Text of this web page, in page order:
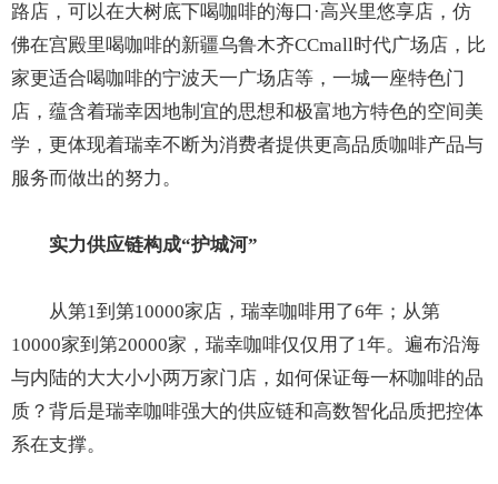
路店，可以在大树底下喝咖啡的海口·高兴里悠享店，仿
佛在宫殿里喝咖啡的新疆乌鲁木齐CCmall时代广场店，比
家更适合喝咖啡的宁波天一广场店等，一城一座特色门
店，蕴含着瑞幸因地制宜的思想和极富地方特色的空间美
学，更体现着瑞幸不断为消费者提供更高品质咖啡产品与
服务而做出的努力。
实力供应链构成“护城河”
从第1到第10000家店，瑞幸咖啡用了6年；从第
10000家到第20000家，瑞幸咖啡仅仅用了1年。遍布沿海
与内陆的大大小小两万家门店，如何保证每一杯咖啡的品
质？背后是瑞幸咖啡强大的供应链和高数智化品质把控体
系在支撑。